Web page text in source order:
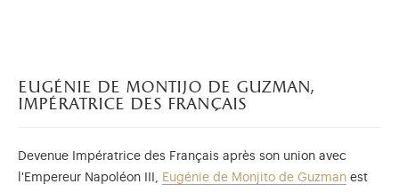
eugénie de montijo de guzman,
impératrice des français
Devenue Impératrice des Français après son union avec
l'Empereur Napoléon III, Eugénie de Monjito de Guzman est